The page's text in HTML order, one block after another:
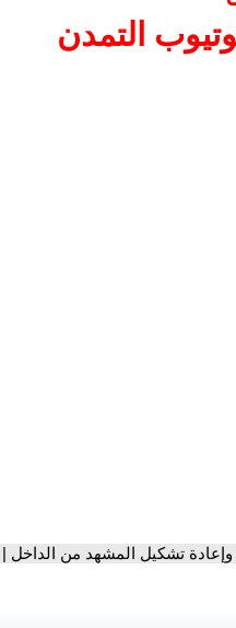
التمدن
تشكيل المشهد من الداخل |